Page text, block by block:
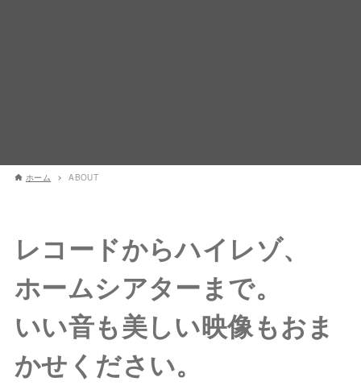
ホーム ABOUT
レコードからハイレゾ、
ホームシアターまで。
いい音も美しい映像もおま
かせください。